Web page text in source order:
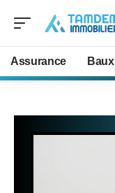
Assurance Baux